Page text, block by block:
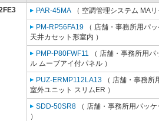
PAR-45MA （ 空調管理システム MAリ
PM-RP56FA19 （ 店舗・事務所用パ
天井カセット形室内 ）
PMP-P80FWF11 （ 店舗・事務所用
ル ムーブアイ付パネル ）
PUZ-ERMP112LA13 （ 店舗・事務所
室外ユニット スリムER ）
SDD-50SR8 （ 店舗・事務所用パッ
）